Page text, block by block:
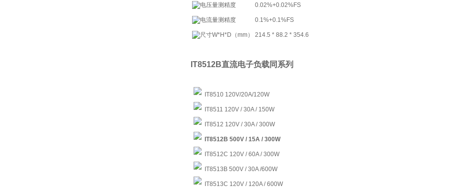
电压量测精度 0.02%+0.02%FS
电流量测精度 0.1%+0.1%FS
尺寸W*H*D（mm） 214.5 * 88.2 * 354.6
IT8512B直流电子负载同系列
IT8510 120V/20A/120W
IT8511 120V / 30A / 150W
IT8512 120V / 30A / 300W
IT8512B 500V / 15A / 300W
IT8512C 120V / 60A / 300W
IT8513B 500V / 30A /600W
IT8513C 120V / 120A / 600W